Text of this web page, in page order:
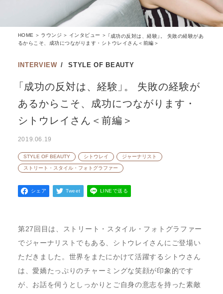
HOME ラウンジ インタビュー
「成功の反対は、経験」。 失敗の経験があ
るからこそ、成功につながります・シトウレイさん＜前編＞
INTERVIEW STYLE OF BEAUTY
「成功の反対は、経験」。 失敗の経験が
あるからこそ、成功につながります・
シトウレイさん＜前編＞
2019.06.19
STYLE OF BEAUTY シトウレイ ジャーナリスト
ストリート・スタイル・フォトグラファー
シェア Tweet LINEで送る
第27回目は、ストリート・スタイル・フォトグラファー
でジャーナリストでもある、シトウレイさんにご登場い
ただきました。世界をまたにかけて活躍するシトウさん
は、愛嬌たっぷりのチャーミングな笑顔が印象的です
が、お話を伺うとしっかりとご自身の意志を持った素敵